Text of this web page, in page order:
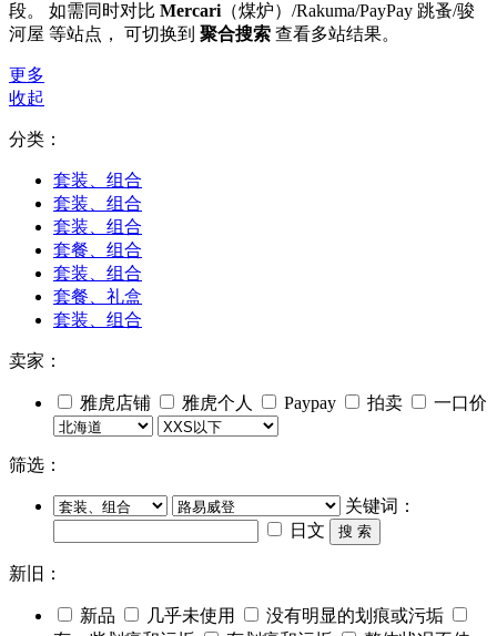
段。 如需同时对比 Mercari （煤炉）/Rakuma/PayPay 跳蚤/骏
河屋 等站点， 可切换到 聚合搜索 查看多站结果。
更多
收起
分类：
套装、组合
套装、组合
套装、组合
套餐、组合
套装、组合
套餐、礼盒
套装、组合
卖家：
雅虎店铺 雅虎个人 Paypay 拍卖 一口价
筛选：
关键词：
日文
搜 索
新旧：
新品 几乎未使用
没有明显的划痕或污垢